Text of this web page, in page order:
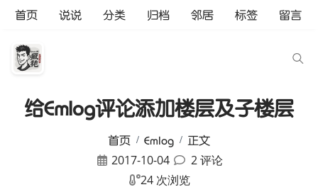
首页 说说 分类 归档 邻居 标签 留言
给Emlog评论添加楼层及子楼层
首页 Emlog 正文
2017-10-04
2 评论
24 次浏览